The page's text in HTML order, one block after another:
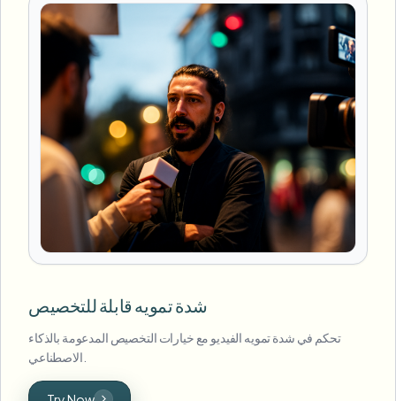
شدة تمويه قابلة للتخصيص
تحكم في شدة تمويه الفيديو مع خيارات التخصيص المدعومة بالذكاء